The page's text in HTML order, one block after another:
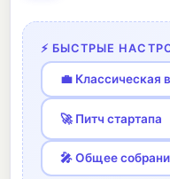
⚡ БЫСТРЫЕ
💼 Классическая
🚀 Питч стартапа
🎤 Общее